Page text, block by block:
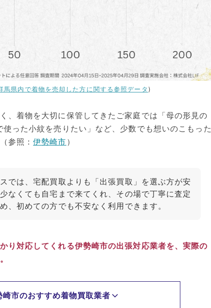
馬県内で着物を売却した方に関する参照データ )
、着物を大切に保管してきたご家庭では「母の形見の
った小紋を売りたい」など、少数でも想いのこもった
参照：伊勢崎市 ）
では、宅配買取よりも「出張買取」を選ぶ方が安
なくても自宅まで来てくれ、その場で丁寧に査定
、初めての方でも不安なく利用できます。
り対応してくれる伊勢崎市の出張対応業者を、実際の
崎市のおすすめ着物買取業者